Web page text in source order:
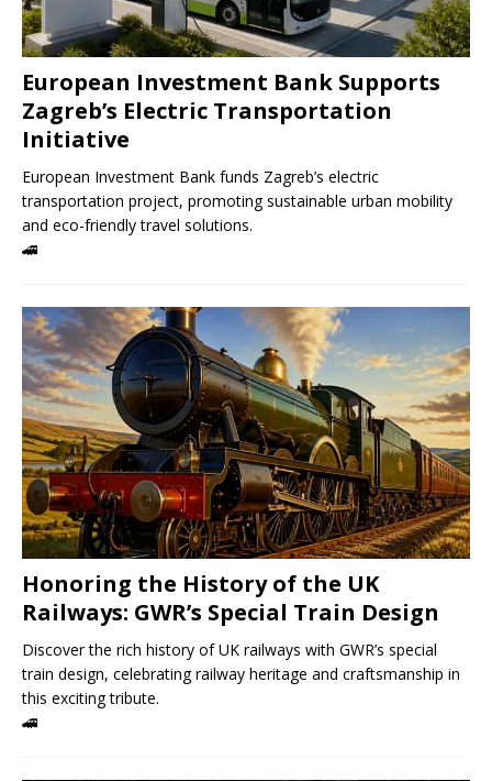
European Investment Bank Supports
Zagreb’s Electric Transportation
Initiative
European Investment Bank funds Zagreb’s electric
transportation project, promoting sustainable urban mobility
and eco-friendly travel solutions.
🚄
Honoring the History of the UK
Railways: GWR’s Special Train Design
Discover the rich history of UK railways with GWR’s special
train design, celebrating railway heritage and craftsmanship in
this exciting tribute.
🚄